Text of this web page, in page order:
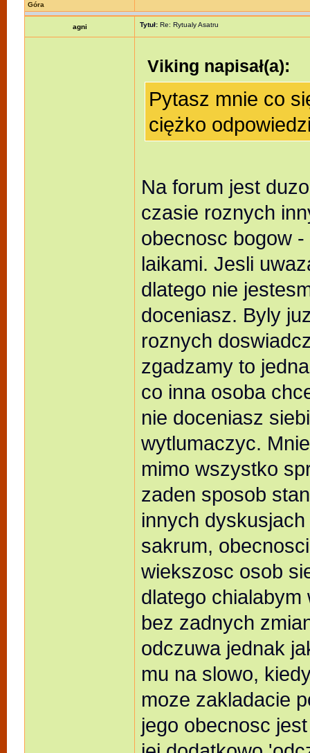
Góra
agni Tytuł: Re: Rytualy Asatru
Viking napisał(a):
Pytasz mnie co
ciężko
Na forum jest
czasie roznych
obecnosc bogow
laikami. Jesli
dlatego nie
doceniasz. Byly
roznych
zgadzamy to
co inna osoba
nie doceniasz
wytlumaczyc.
mimo wszystko
zaden sposob
innych
sakrum,
wiekszosc osob
dlatego
bez zadnych
odczuwa jednak
mu na slowo,
moze zakladacie
jego obecnosc